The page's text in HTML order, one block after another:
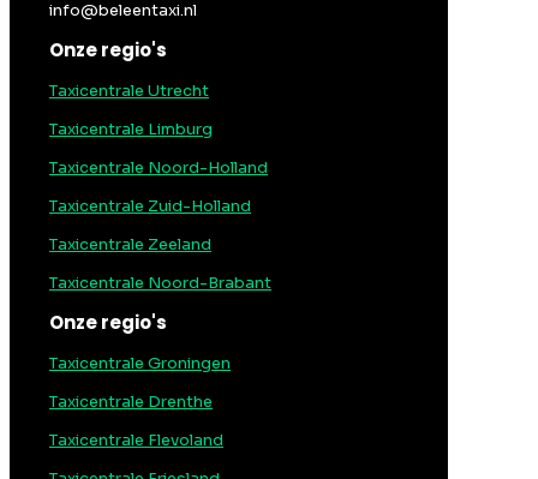
info@beleentaxi.nl
Onze regio's
Taxicentrale Utrecht
Taxicentrale Limburg
Taxicentrale Noord-Holland
Taxicentrale Zuid-Holland
Taxicentrale Zeeland
Taxicentrale Noord-Brabant
Onze regio's
Taxicentrale Groningen
Taxicentrale Drenthe
Taxicentrale Flevoland